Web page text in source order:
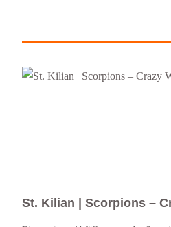
St. Kilian | Scorpions –